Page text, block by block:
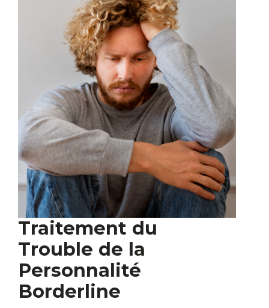
Traitement du
Trouble de la
Personnalité
Borderline